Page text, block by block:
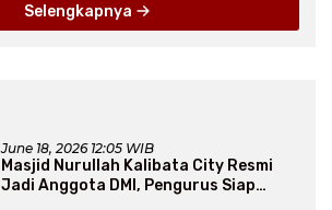
Selengkapnya
June 18, 2026 12:05 WIB
Masjid Nurullah Kalibata City Resmi
Jadi Anggota DMI, Pengurus Siap